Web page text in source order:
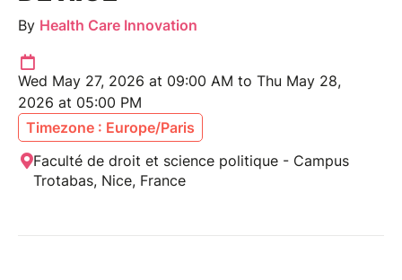
By Health Care Innovation
Wed May 27, 2026 at 09:00 AM to Thu May 28,
2026 at 05:00 PM
Timezone : Europe/Paris
Faculté de droit et science politique - Campus
Trotabas, Nice, France